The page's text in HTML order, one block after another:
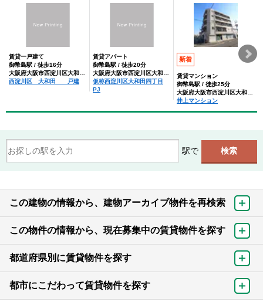
賃貸一戸建て
御幣島駅 / 徒歩16分
西淀川区 大和田 戸建
賃貸アパート
御幣島駅 / 徒歩20分
仮称西淀川区大和田四丁目
PJ
新着
賃貸マンション
御幣島駅 / 徒歩25分
井上マンション
駅で
この建物の情報から、建物アーカイブ物件を再検索
この物件の情報から、現在募集中の賃貸物件を探す
都道府県別に賃貸物件を探す
都市にこだわって賃貸物件を探す